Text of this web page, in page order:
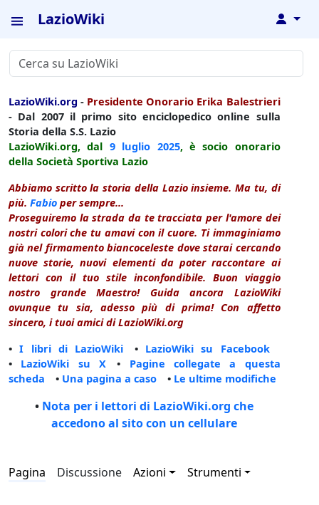
LazioWiki ↓
LazioWiki.org - Presidente Onorario Erika Balestrieri
- Dal 2007 il primo sito enciclopedico online sulla
Storia della S.S. Lazio
LazioWiki.org, dal 9 luglio 2025, è socio onorario
della Società Sportiva Lazio
Abbiamo scritto la storia della Lazio insieme. Ma tu, di
più. Fabio per sempre...
Proseguiremo la strada da te tracciata per l'amore dei
nostri colori che tu amavi con il cuore. Ti immaginiamo
già nel firmamento biancoceleste dove starai cercando
nuove storie, nuovi elementi da poter raccontare ai
lettori con il tuo stile inconfondibile. Buon viaggio
nostro grande Maestro! Guida ancora LazioWiki
ovunque tu sia, adesso più di prima! Con affetto
sincero, i tuoi amici di LazioWiki.org
•I libri di LazioWiki • LazioWiki su Facebook
• LazioWiki su X • Pagine collegate a questa
scheda • Una pagina a caso • Le ultime modifiche
• Nota per i lettori di LazioWiki.org che
accedono al sito con un cellulare
Pagina Discussione Azioni Strumenti